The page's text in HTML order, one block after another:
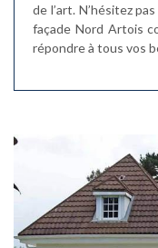
de l’art. N’hésitez
façade Nord Artois
répondre à tous vos